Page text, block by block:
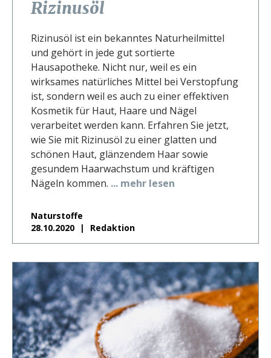
Rizinusöl
Rizinusöl ist ein bekanntes Naturheilmittel
und gehört in jede gut sortierte
Hausapotheke. Nicht nur, weil es ein
wirksames natürliches Mittel bei Verstopfung
ist, sondern weil es auch zu einer effektiven
Kosmetik für Haut, Haare und Nägel
verarbeitet werden kann. Erfahren Sie jetzt,
wie Sie mit Rizinusöl zu einer glatten und
schönen Haut, glänzendem Haar sowie
gesundem Haarwachstum und kräftigen
Nägeln kommen. ... mehr lesen
Naturstoffe
28.10.2020
Redaktion